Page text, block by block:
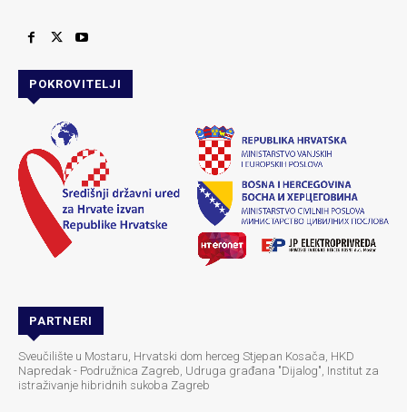
POKROVITELJI
PARTNERI
Sveučilište u Mostaru, Hrvatski dom herceg Stjepan Kosača, HKD
Napredak - Podružnica Zagreb, Udruga građana "Dijalog", Institut za
istraživanje hibridnih sukoba Zagreb